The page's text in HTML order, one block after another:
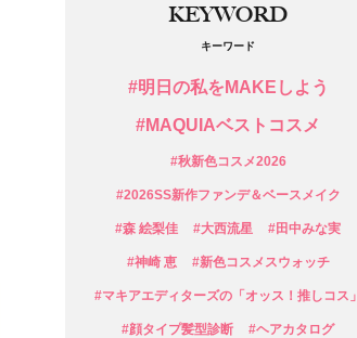
KEYWORD
キーワード
#明日の私をMAKEしよう
#MAQUIAベストコスメ
#秋新色コスメ2026
#2026SS新作ファンデ＆ベースメイク
#森 絵梨佳 #大西流星 #田中みな実
#神崎 恵 #新色コスメスウォッチ
#マキアエディターズの「オッス！推しコス」
#顔タイプ髪型診断 #ヘアカタログ